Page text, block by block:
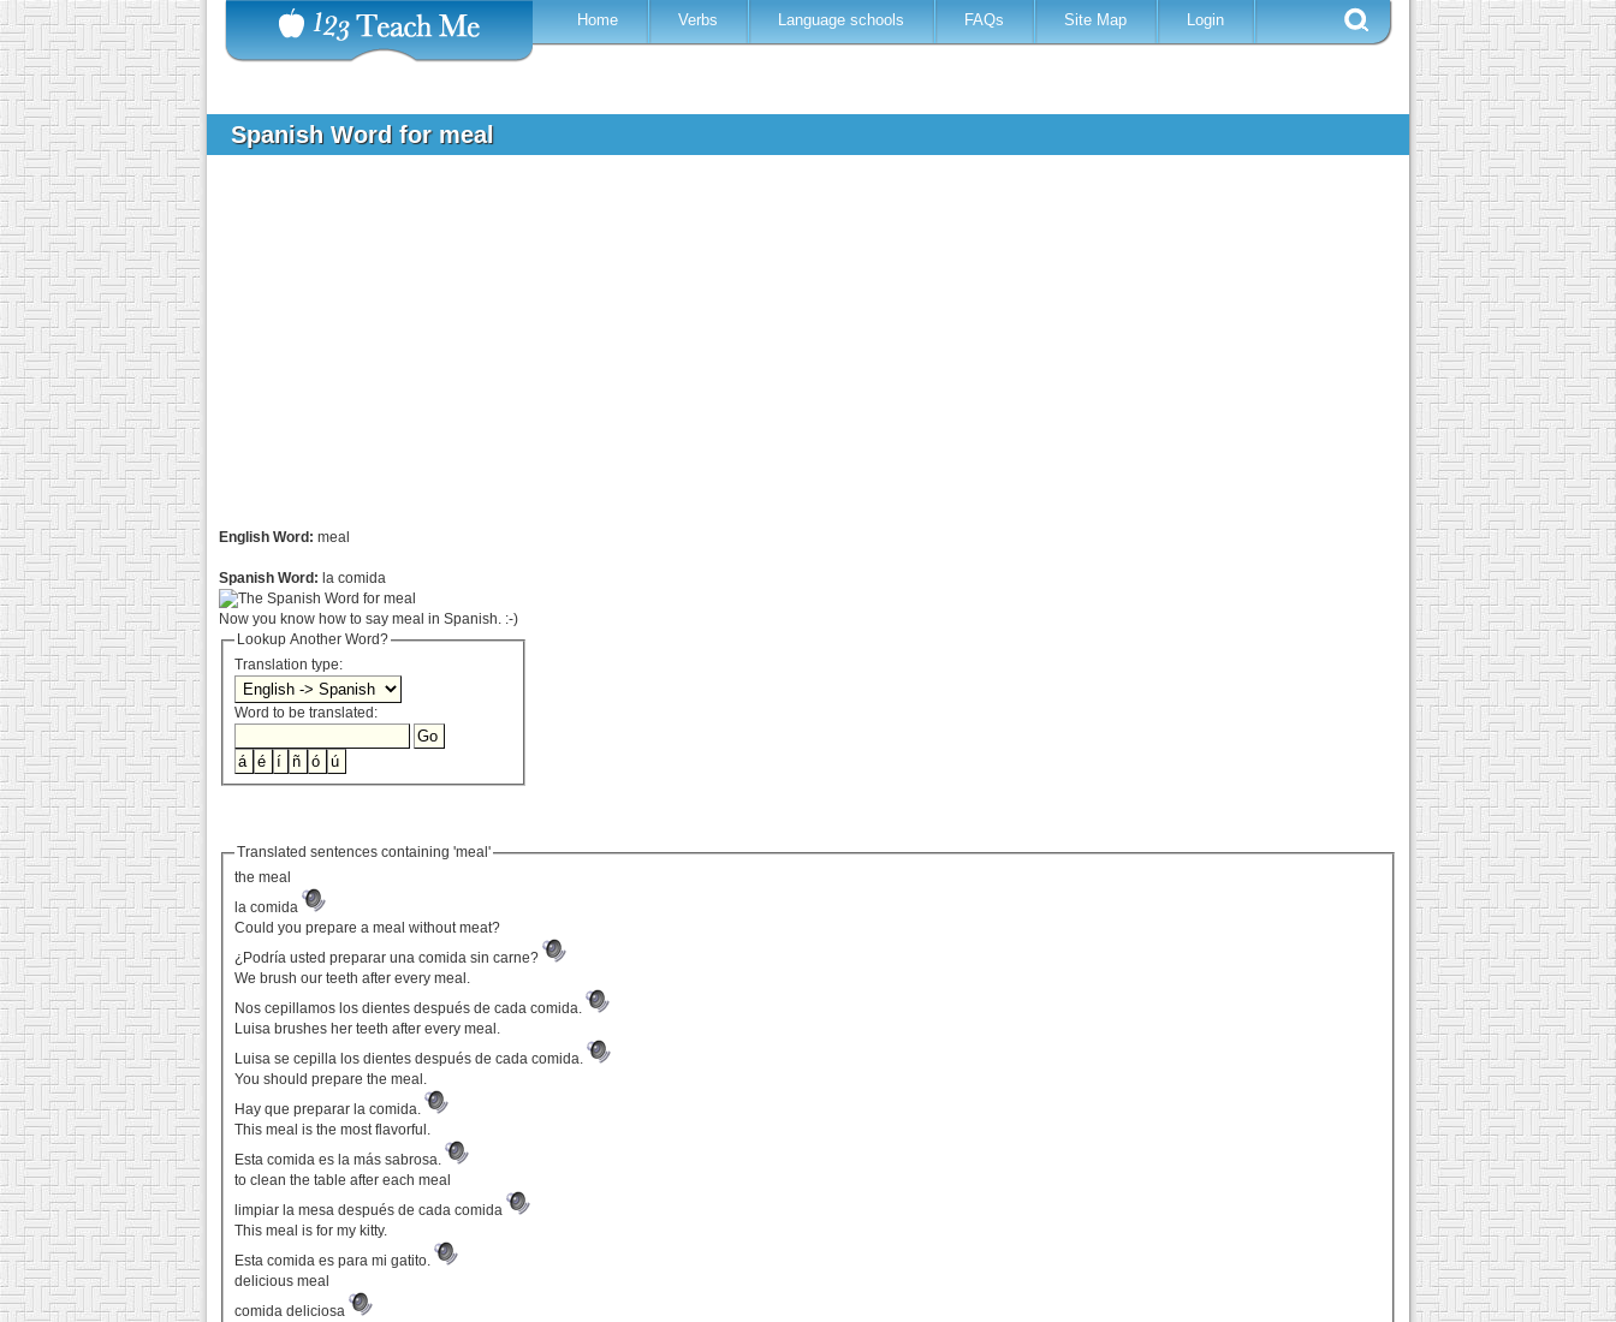
Home Verbs Language schools FAQs Site Map Login
Spanish Word for meal
English Word: meal
Spanish Word: la comida
Now you know how to say meal in Spanish. :-)
Lookup Another Word?
Translation type:
Word to be translated:
Translated sentences containing 'meal'
the meal
la comida
Could you prepare a meal without meat?
¿Podría usted preparar una comida sin carne?
We brush our teeth after every meal.
Nos cepillamos los dientes después de cada comida.
Luisa brushes her teeth after every meal.
Luisa se cepilla los dientes después de cada comida.
You should prepare the meal.
Hay que preparar la comida.
This meal is the most flavorful.
Esta comida es la más sabrosa.
to clean the table after each meal
limpiar la mesa después de cada comida
This meal is for my kitty.
Esta comida es para mi gatito.
delicious meal
comida deliciosa